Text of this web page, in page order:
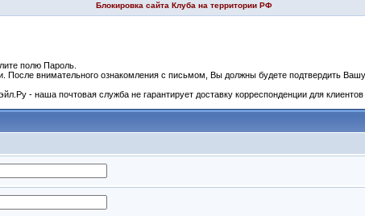
Блокировка сайта Клуба на территории РФ
полю Пароль.
внимательного ознакомления с письмом, Вы должны будете подтвердить
- наша почтовая служба не гарантирует доставку корреспонденции для клиентов